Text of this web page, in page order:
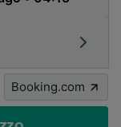
Booking.com